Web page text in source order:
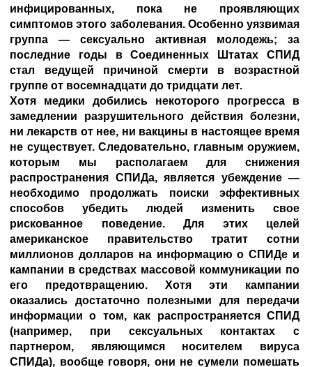
инфицированных, пока не проявляющих
симптомов этого заболевания. Особенно уязвимая
группа — сексуально активная молодежь; за
последние годы в Соединенных Штатах СПИД
стал ведущей причиной смерти в возрастной
группе от восемнадцати до тридцати лет.
Хотя медики добились некоторого прогресса в
замедлении разрушительного действия болезни,
ни лекарств от нее, ни вакцины в настоящее время
не существует. Следовательно, главным оружием,
которым мы располагаем для снижения
распространения СПИДа, является убеждение —
необходимо продолжать поиски эффективных
способов убедить людей изменить свое
рискованное поведение. Для этих целей
американское правительство тратит сотни
миллионов долларов на информацию о СПИДе и
кампании в средствах массовой коммуникации по
его предотвращению. Хотя эти кампании
оказались достаточно полезными для передачи
информации о том, как распространяется СПИД
(например, при сексуальных контактах с
партнером, являющимся носителем вируса
СПИДа), вообще говоря, они не сумели помешать